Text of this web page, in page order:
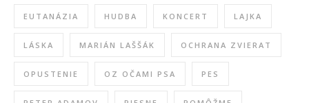
EUTANÁZIA HUDBA KONCERT LAJKA
LÁSKA MARIÁN LAŠŠÁK OCHRANA ZVIERAT
OPUSTENIE OZ OČAMI PSA PES